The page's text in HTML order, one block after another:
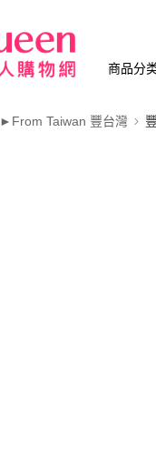
商品分
►From Taiwan 豐台灣